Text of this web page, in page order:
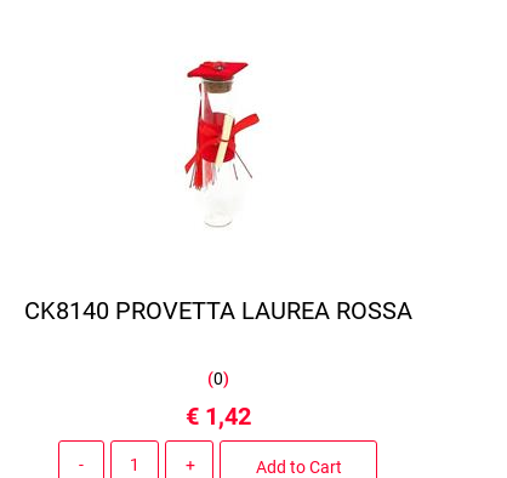
CK8140 PROVETTA LAUREA ROSSA
(0)
€ 1,42
Add to Cart